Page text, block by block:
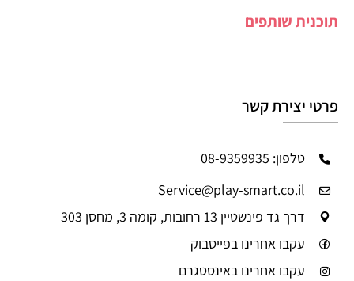
תוכנית שותפים
פרטי יצירת קשר
טלפון: 08-9359935
Service@play-smart.co.il
דרך גד פינשטיין 13 רחובות, קומה 3, מחסן 303
עקבו אחרינו בפייסבוק
עקבו אחרינו באינסטגרם